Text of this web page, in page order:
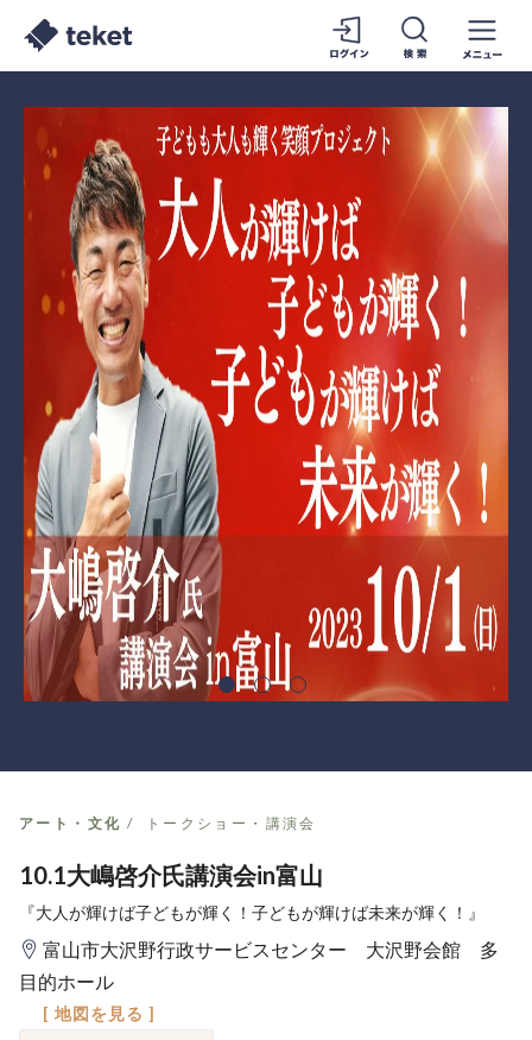
アート・文化 トークショー・講演会
10.1大嶋啓介氏講演会in富山
『大人が輝けば子どもが輝く！子どもが輝けば未来が輝く！』
富山市大沢野行政サービスセンター 大沢野会館 多
目的ホール
[ 地図を見る ]